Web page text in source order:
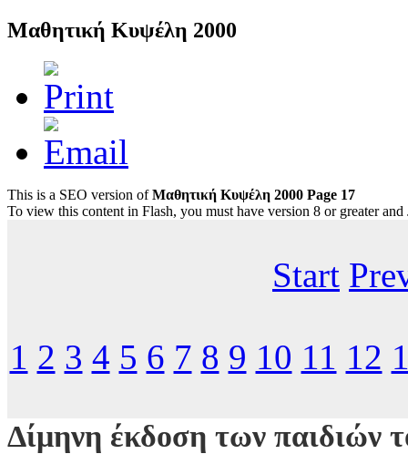
Μαθητική Κυψέλη 2000
This is a SEO version ofΜαθητική Κυψέλη 2000 Page 17
To view this content in Flash, you must have version 8 or greater
Start
1 2 3 4 5 6 7 8 9 10 11 12
Δίμηνη έκδοση των παιδιών